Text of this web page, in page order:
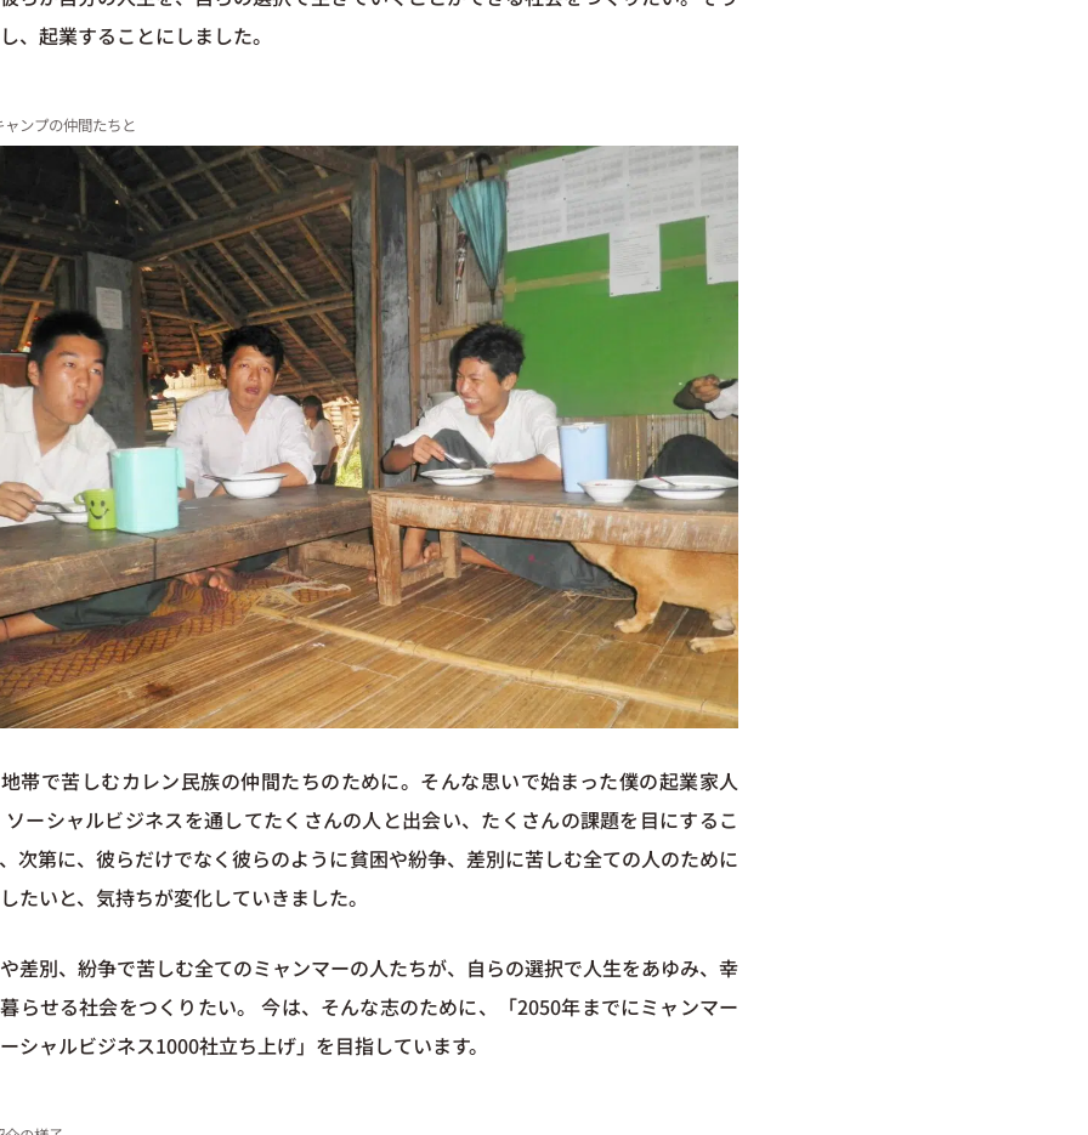
、起業することにしました。
ャンプの仲間たちと
帯で苦しむカレン民族の仲間たちのために。そんな思いで始まった僕の起業家人
ソーシャルビジネスを通してたくさんの人と出会い、たくさんの課題を目にするこ
次第に、彼らだけでなく彼らのように貧困や紛争、差別に苦しむ全ての人のために
たいと、気持ちが変化していきました。
差別、紛争で苦しむ全てのミャンマーの人たちが、自らの選択で人生をあゆみ、幸
らせる社会をつくりたい。 今は、そんな志のために、「2050年までにミャンマー
シャルビジネス1000社立ち上げ」を目指しています。